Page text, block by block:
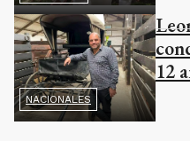
NACIONALES
12